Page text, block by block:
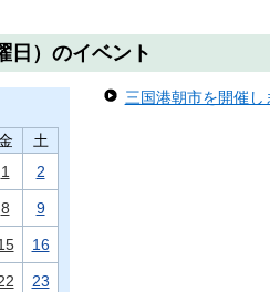
日）のイベント
土
1
2
8 9
16
23
三国港朝市を開催